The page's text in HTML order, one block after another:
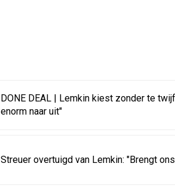
DONE DEAL | Lemkin kiest zonder te
enorm naar uit"
Streuer overtuigd van Lemkin: "Brengt